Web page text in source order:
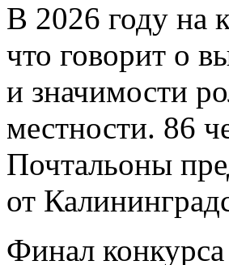
В 2026 году на
что говорит о
и значимости
местности. 86
Почтальоны
от
Финал